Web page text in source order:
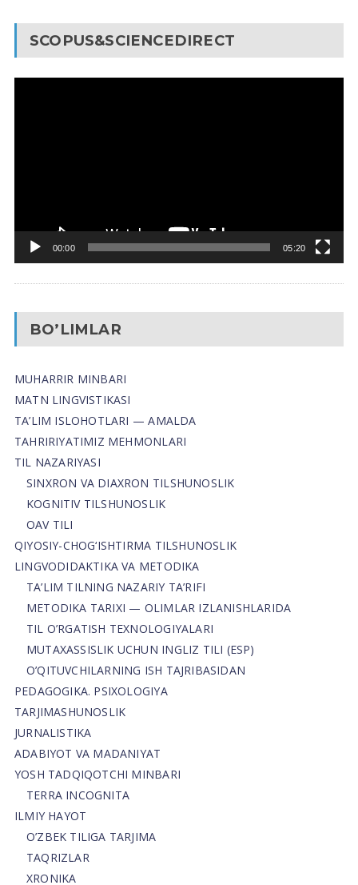
SCOPUS&SCIENCEDIRECT
00:00 05:20
BO’LIMLAR
MUHARRIR MINBARI
MATN LINGVISTIKASI
TA’LIM ISLOHOTLARI — AMALDA
TAHRIRIYATIMIZ MEHMONLARI
TIL NAZARIYASI
SINXRON VA DIAXRON TILSHUNOSLIK
KOGNITIV TILSHUNOSLIK
OAV TILI
QIYOSIY-CHOG‘ISHTIRMA TILSHUNOSLIK
LINGVODIDAKTIKA VA METODIKA
TA’LIM TILNING NAZARIY TA’RIFI
METODIKA TARIXI — OLIMLAR IZLANISHLARIDA
TIL O’RGATISH TEXNOLOGIYALARI
MUTAXASSISLIK UCHUN INGLIZ TILI (ESP)
O’QITUVCHILARNING ISH TAJRIBASIDAN
PEDAGOGIKA. PSIXOLOGIYA
TARJIMASHUNOSLIK
JURNALISTIKA
ADABIYOT VA MADANIYAT
YOSH TADQIQOTCHI MINBARI
TERRA INCOGNITA
ILMIY HAYOT
O’ZBEK TILIGA TARJIMA
TAQRIZLAR
XRONIKA